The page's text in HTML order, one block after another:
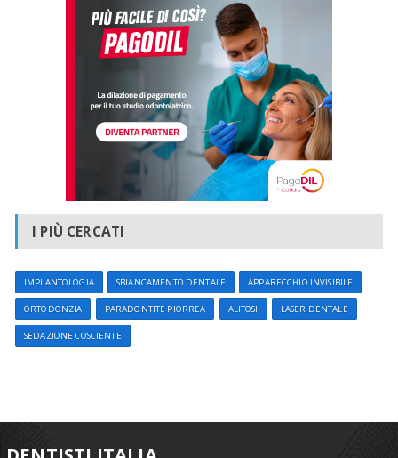
I PIÙ CERCATI
IMPLANTOLOGIA SBIANCAMENTO DENTALE APPARECCHIO INVISIBILE
ORTODONZIA PARADONTITE PIORREA ALITOSI LASER DENTALE
SEDAZIONE COSCIENTE